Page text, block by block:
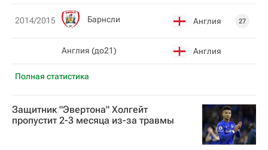
Полная статистика
2014/2015 Барнсли Англия 27
Англия (до21) Англия
Защитник "Эвертона" Холгейт
пропустит 2-3 месяца из-за травмы